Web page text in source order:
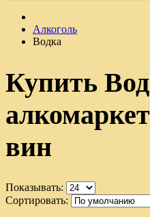
Алкоголь
Водка
Купить
вин
Показывать:
Сортировать: